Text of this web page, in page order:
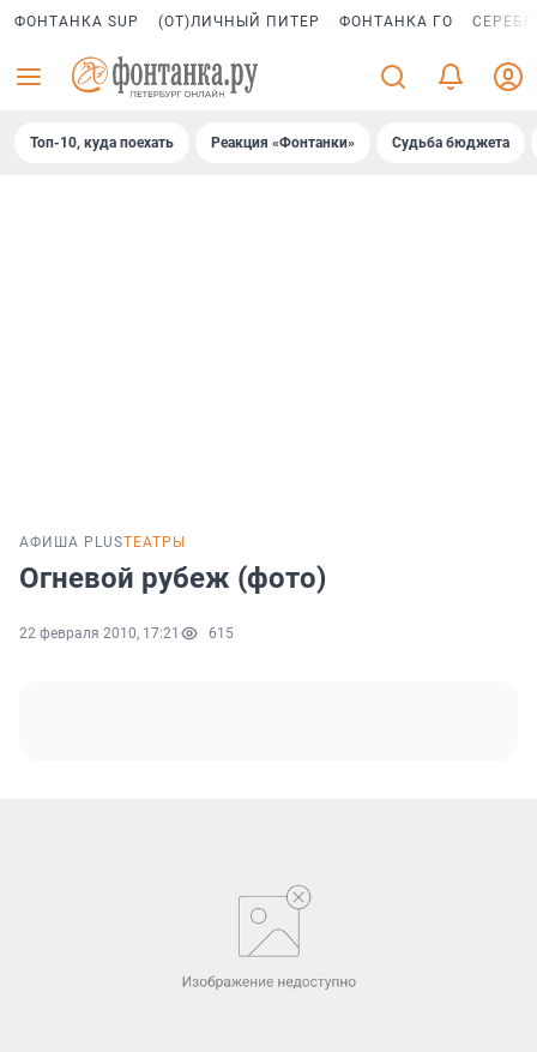
ФОНТАНКА SUP (ОТ)ЛИЧНЫЙ ПИТЕР ФОНТАНКА ГО
Топ-10, куда поехать Реакция «Фонтанки» Судьба бюджета
АФИША PLUSТЕАТРЫ
Огневой рубеж (фото)
22 февраля 2010, 17:21 615